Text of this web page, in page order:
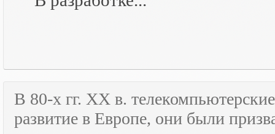
В 80-х гг. XX в.
развитие в Европе, они были